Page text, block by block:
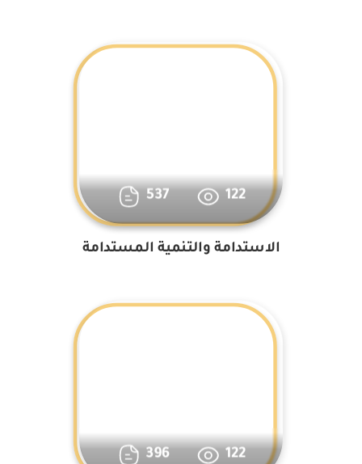
537 122
الاستدامة والتنمية المستدامة
396 122